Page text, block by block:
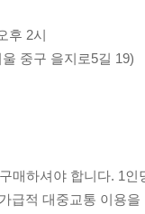
후 2시
중구 을지로5길 19)
매하셔야 합니다. 1
급적 대중교통 이용을